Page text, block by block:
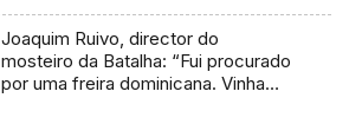
Joaquim Ruivo, director do
mosteiro da Batalha: “Fui procurado
por uma freira dominicana. Vinha